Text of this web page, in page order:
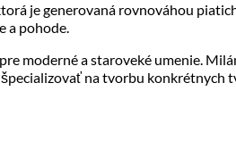
je generovaná rovnováhou
a pohode.
moderné a staroveké umenie.
na tvorbu konkrétnych